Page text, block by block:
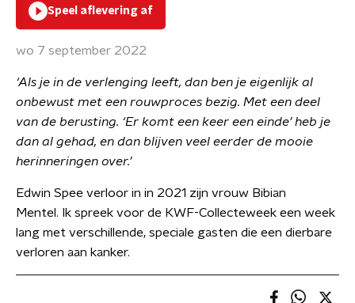
Speel aflevering af
wo 7 september 2022
‘Als je in de verlenging leeft, dan ben je eigenlijk al
onbewust met een rouwproces bezig. Met een deel
van de berusting. ‘Er komt een keer een einde’ heb je
dan al gehad, en dan blijven veel eerder de mooie
herinneringen over.’
Edwin Spee verloor in in 2021 zijn vrouw Bibian
Mentel. Ik spreek voor de KWF-Collecteweek een week
lang met verschillende, speciale gasten die een dierbare
verloren aan kanker.